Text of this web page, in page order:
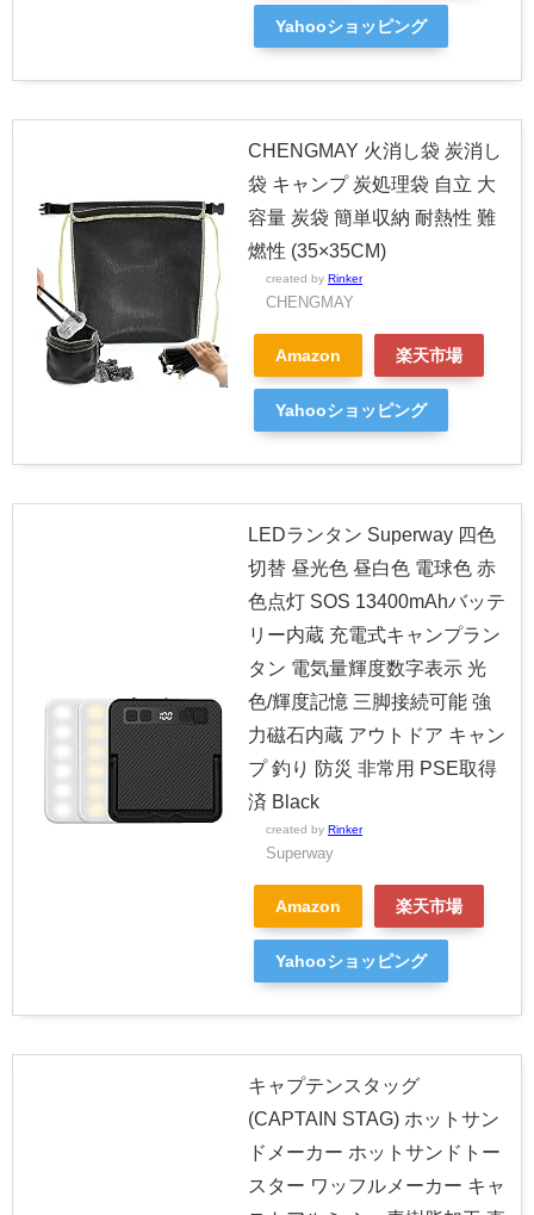
Yahooショッピング
CHENGMAY 火消し袋 炭消し
袋 キャンプ 炭処理袋 自立 大
容量 炭袋 簡単収納 耐熱性 難
燃性 (35×35CM)
created by Rinker
CHENGMAY
Amazon 楽天市場
Yahooショッピング
LEDランタン Superway 四色
切替 昼光色 昼白色 電球色 赤
色点灯 SOS 13400mAhバッテ
リー内蔵 充電式キャンプラン
タン 電気量輝度数字表示 光
色/輝度記憶 三脚接続可能 強
力磁石内蔵 アウトドア キャン
プ 釣り 防災 非常用 PSE取得
済 Black
created by Rinker
Superway
Amazon 楽天市場
Yahooショッピング
キャプテンスタッグ
(CAPTAIN STAG) ホットサン
ドメーカー ホットサンドトー
スター ワッフルメーカー キャ